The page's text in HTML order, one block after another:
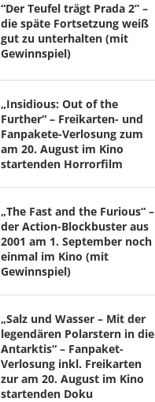
“Der Teufel trägt Prada 2” –
die späte Fortsetzung weiß
gut zu unterhalten (mit
Gewinnspiel)
„Insidious: Out of the
Further“ – Freikarten- und
Fanpakete-Verlosung zum
am 20. August im Kino
startenden Horrorfilm
„The Fast and the Furious“ –
der Action-Blockbuster aus
2001 am 1. September noch
einmal im Kino (mit
Gewinnspiel)
„Salz und Wasser – Mit der
legendären Polarstern in die
Antarktis“ – Fanpaket-
Verlosung inkl. Freikarten
zur am 20. August im Kino
startenden Doku